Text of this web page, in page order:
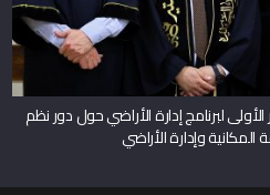
لبرنامج إدارة الأراضي حول دور نظم
وإدارة الأراضي